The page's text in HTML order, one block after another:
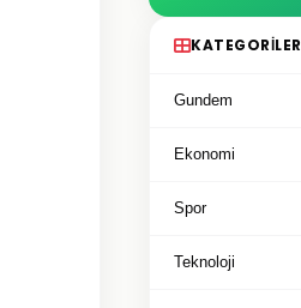
KATEGORILER
Gundem
Ekonomi
Spor
Teknoloji